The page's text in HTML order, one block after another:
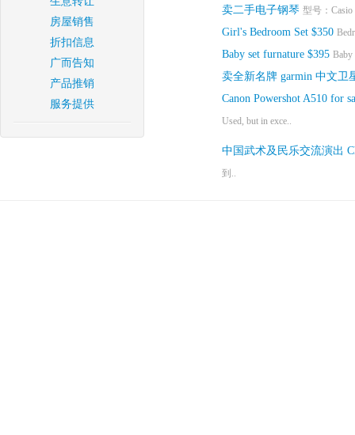
房屋销售
折扣信息
广而告知
产品推销
服务提供
卖二手电子钢琴 型号：Casio
Girl's Bedroom Set $350
Baby set furnature $395 Baby
卖全新名牌 garmin 中文卫
Canon Powershot A510 for
Used, but in exce..
中国武术及民乐交流演出
到..